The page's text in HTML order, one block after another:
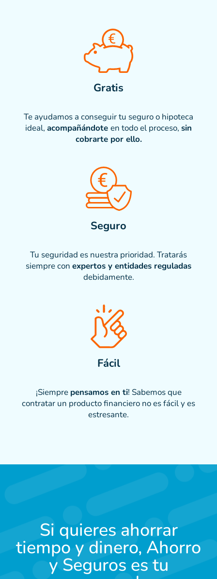
Gratis
Te ayudamos a conseguir tu seguro o hipoteca
ideal, acompañándote en todo el proceso, sin
cobrarte por ello.
Seguro
Tu seguridad es nuestra prioridad. Tratarás
siempre con expertos y entidades reguladas
debidamente.
Fácil
¡Siempre pensamos en ti! Sabemos que
contratar un producto financiero no es fácil y es
estresante.
Si quieres ahorrar
tiempo y dinero, Ahorro
y Seguros es tu